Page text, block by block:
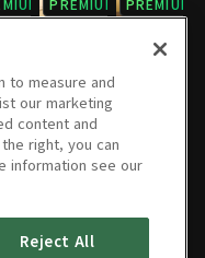
PREMIUM PREMIUM
PREMIUM
23회 24회
to measure and
our marketing
content and
right, you can
information see our
Reject All